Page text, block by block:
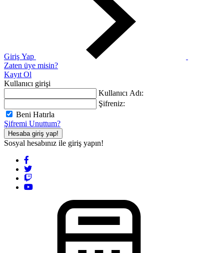
Giriş Yap
Zaten üye misin?
Kayıt Ol
Kullanıcı girişi
Kullanıcı Adı:
Şifreniz:
Beni Hatırla
Şifremi Unuttum?
Hesaba giriş yap!
Sosyal hesabınız ile giriş yapın!